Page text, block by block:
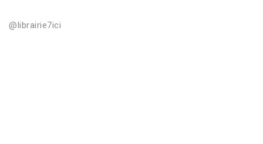
@librairie7ici